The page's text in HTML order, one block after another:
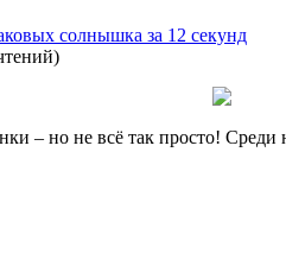
солнышка за 12 секунд
)
– но не всё так просто!